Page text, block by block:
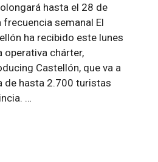
hasta el 28 de
semanal El
ha recibido este lunes
operativa chárter,
Castellón, que va a
de hasta 2.700 turistas
…